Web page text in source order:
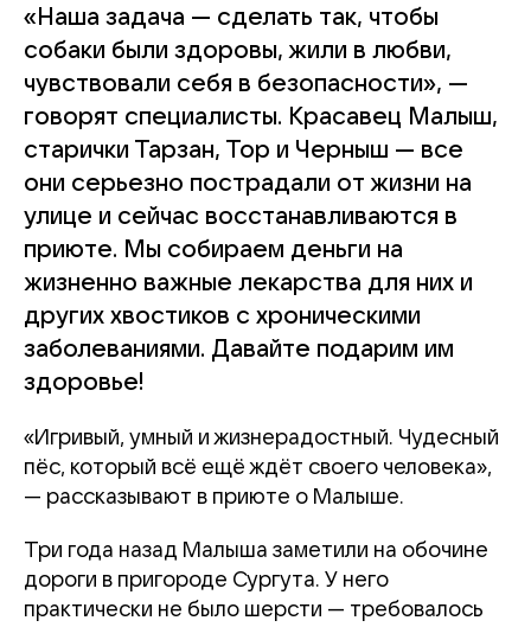
«Наша задача — сделать так, чтобы
собаки были здоровы, жили в любви,
чувствовали себя в безопасности», —
говорят специалисты. Красавец Малыш,
старички Тарзан, Тор и Черныш — все
они серьезно пострадали от жизни на
улице и сейчас восстанавливаются в
приюте. Мы собираем деньги на
жизненно важные лекарства для них и
других хвостиков с хроническими
заболеваниями. Давайте подарим им
здоровье!
«Игривый, умный и жизнерадостный. Чудесный
пёс, который всё ещё ждёт своего человека»,
— рассказывают в приюте о Малыше.
Три года назад Малыша заметили на обочине
дороги в пригороде Сургута. У него
практически не было шерсти — требовалось